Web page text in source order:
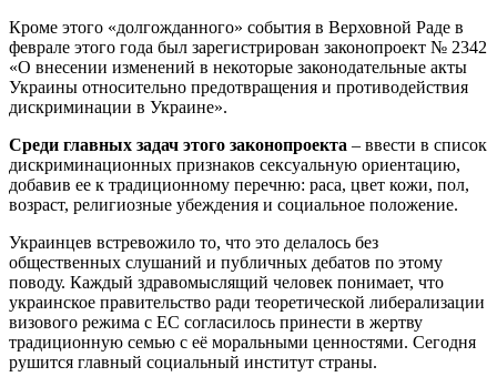
Кроме этого «долгожданного» события в Верховной Раде в
феврале этого года был зарегистрирован законопроект № 2342
«О внесении изменений в некоторые законодательные акты
Украины относительно предотвращения и противодействия
дискриминации в Украине».
Среди главных задач этого законопроекта – ввести в список
дискриминационных признаков сексуальную ориентацию,
добавив ее к традиционному перечню: раса, цвет кожи, пол,
возраст, религиозные убеждения и социальное положение.
Украинцев встревожило то, что это делалось без
общественных слушаний и публичных дебатов по этому
поводу. Каждый здравомыслящий человек понимает, что
украинское правительство ради теоретической либерализации
визового режима с ЕС согласилось принести в жертву
традиционную семью с её моральными ценностями. Сегодня
рушится главный социальный институт страны.